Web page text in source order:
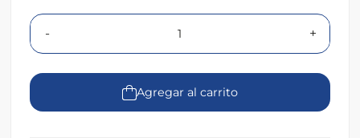
- +
Agregar al carrito